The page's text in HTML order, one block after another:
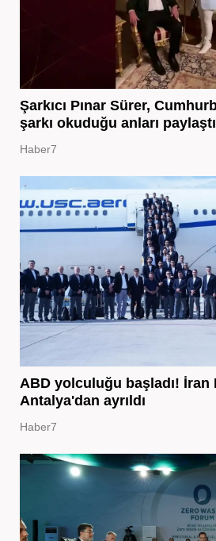
Şarkıcı Pınar Sürer,
şarkı okuduğu anları paylaştı
Haber7
ABD yolculuğu başladı! İran
Antalya'dan ayrıldı
Haber7